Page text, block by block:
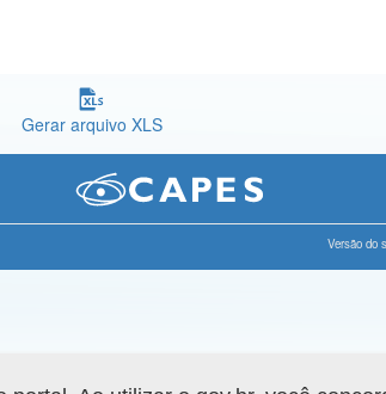
Gerar arquivo XLS
Versão do